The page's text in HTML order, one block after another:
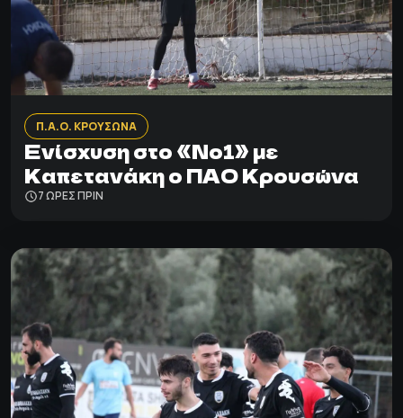
Π.Α.Ο. ΚΡΟΥΣΩΝΑ
Ενίσχυση στο «Νο1» με
Καπετανάκη ο ΠΑΟ Κρουσώνα
7 ΩΡΕΣ ΠΡΙΝ